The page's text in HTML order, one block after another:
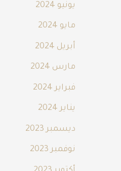
يونيو 2024
مايو 2024
أبريل 2024
مارس 2024
فبراير 2024
يناير 2024
ديسمبر 2023
نوفمبر 2023